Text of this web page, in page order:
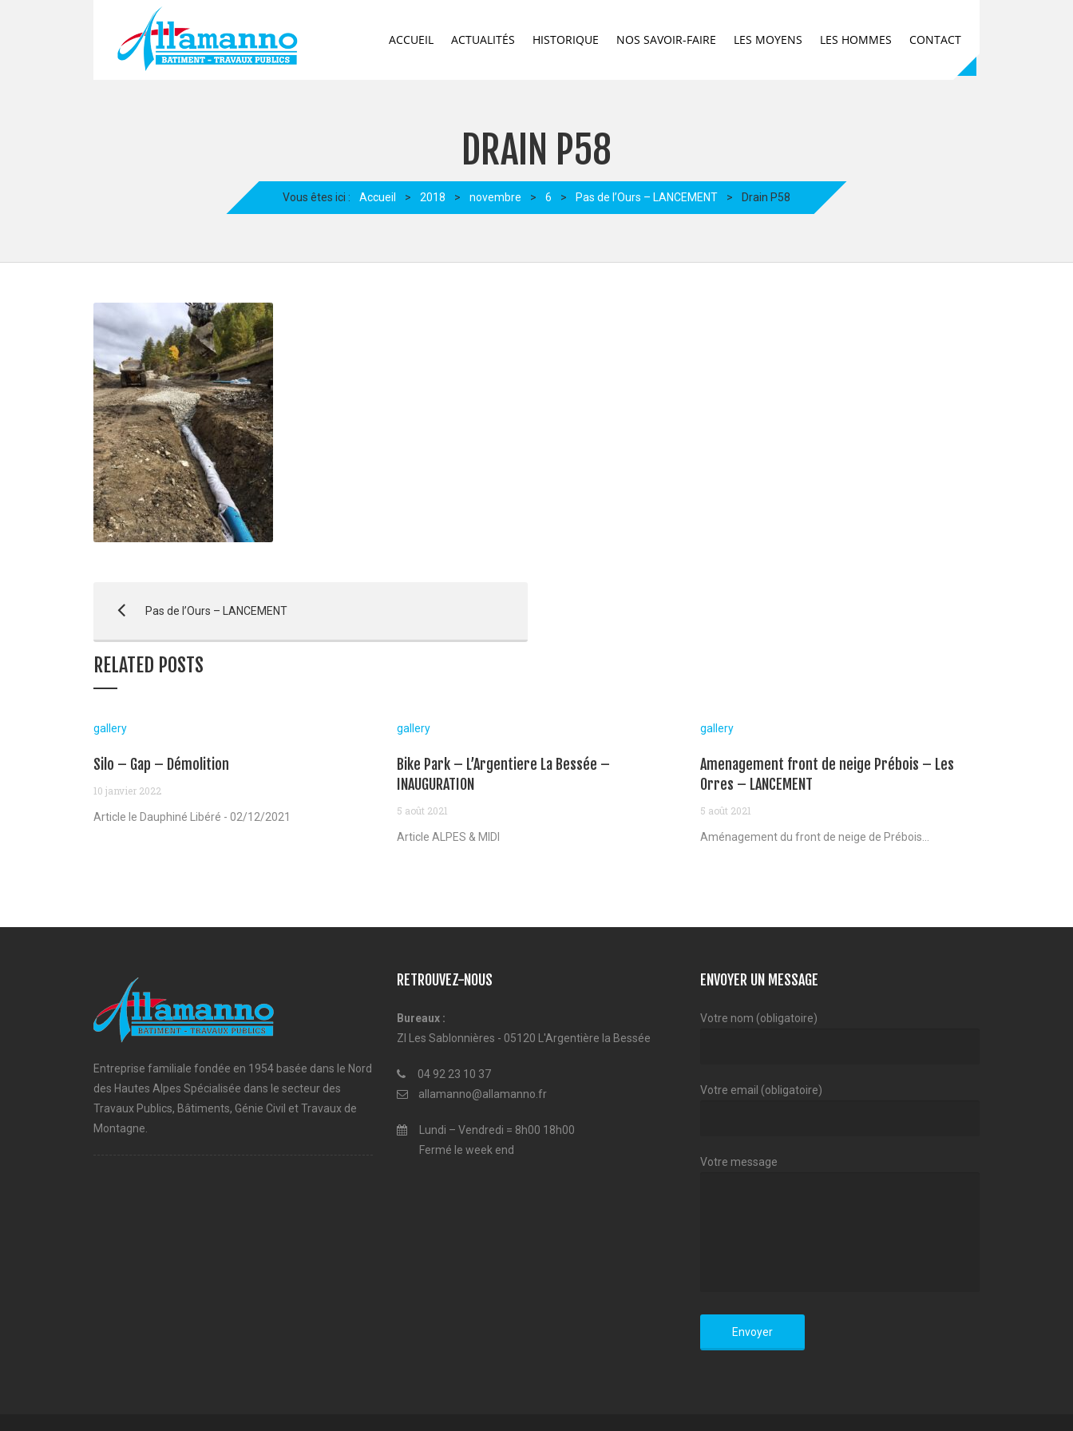
ACCUEIL ACTUALITÉS HISTORIQUE NOS SAVOIR-FAIRE LES MOYENS LES HOMMES CONTACT
DRAIN P58
Vous êtes ici : Accueil > 2018 > novembre > 6 > Pas de l’Ours – LANCEMENT > Drain P58
Pas de l’Ours – LANCEMENT
RELATED POSTS
gallery
Silo – Gap – Démolition
10 janvier 2022
Article le Dauphiné Libéré - 02/12/2021
gallery
Bike Park – L’Argentiere La Bessée –
INAUGURATION
5 août 2021
Article ALPES & MIDI
gallery
Amenagement front de neige Prébois – Les
Orres – LANCEMENT
5 août 2021
Aménagement du front de neige de Prébois...
Entreprise familiale fondée en 1954 basée dans le Nord
des Hautes Alpes Spécialisée dans le secteur des
Travaux Publics, Bâtiments, Génie Civil et Travaux de
Montagne.
RETROUVEZ-NOUS
Bureaux :
ZI Les Sablonnières - 05120 L'Argentière la Bessée
04 92 23 10 37
allamanno@allamanno.fr
Lundi – Vendredi = 8h00 18h00
Fermé le week end
ENVOYER UN MESSAGE
Votre nom (obligatoire)
Votre email (obligatoire)
Votre message